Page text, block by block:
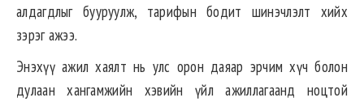
алдагдлыг бууруулж, тарифын бодит шинэчлэлт хийх
зэрэг ажээ.
Энэхүү ажил хаялт нь улс орон даяар эрчим хүч болон
дулаан хангамжийн хэвийн үйл ажиллагаанд ноцтой